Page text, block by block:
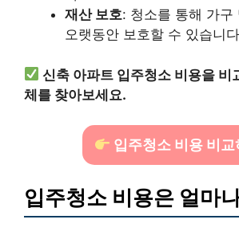
재산 보호: 청소를 통해 가구
오랫동안 보호할 수 있습니
신축 아파트 입주청소 비용을 비
체를 찾아보세요.
입주청소 비용 비교
입주청소 비용은 얼마